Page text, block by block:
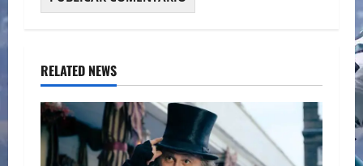
RELATED NEWS